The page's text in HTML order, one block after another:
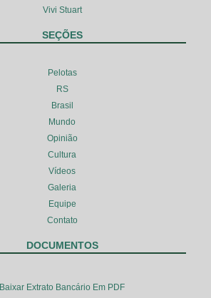
Vivi Stuart
SEÇÕES
Pelotas
RS
Brasil
Mundo
Opinião
Cultura
Vídeos
Galeria
Equipe
Contato
DOCUMENTOS
Baixar Extrato Bancário Em PDF